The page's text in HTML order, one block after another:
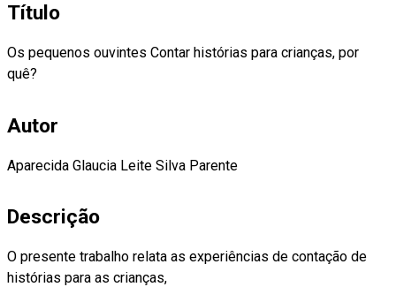
Título
Os pequenos ouvintes Contar histórias para crianças, por
quê?
Autor
Aparecida Glaucia Leite Silva Parente
Descrição
O presente trabalho relata as experiências de contação de
histórias para as crianças,